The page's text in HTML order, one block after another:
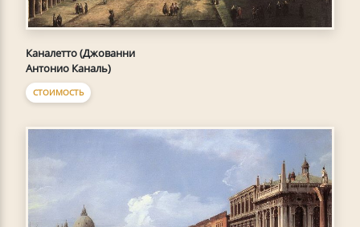
Каналетто (Джованни
Антонио Каналь)
СТОИМОСТЬ